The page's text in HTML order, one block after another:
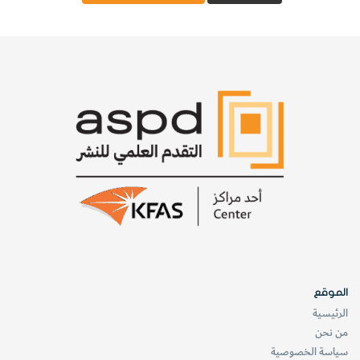
الواقعية وبين التخمينات النظرية غير المثبتة، سألنا
برونكس (في نيويورك) إلى التساؤل عن طبيعة الحقيقة؟
<سسكند> : في المدرسة الثانوية كنت جيدا جدا في
الرياضيات، ولكنني كنت مشاكسا وقد وقعت في
مشكلات كثيرة. ونتيجة لذلك لم يُسمَح لي بأخذ مقررات
منتظمة في الفيزياء. وأُخبرت بأن عليّ أن أدرس فيزياء
فيها أفضل من جميع الآخرين بكثير، بمن فيهم أستاذ
المقرر. ولحسن الحظ لم تتسبب قدرتي على القيام بأشياء
لا يقدر هو (أي الأستاذ) عليها بالتشاحن بيننا. إلا أن أحد
الموقع
الرئيسية
من نحن
سياسة الخصوصية